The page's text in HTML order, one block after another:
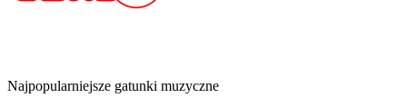
Najpopularniejsze gatunki muzyczne